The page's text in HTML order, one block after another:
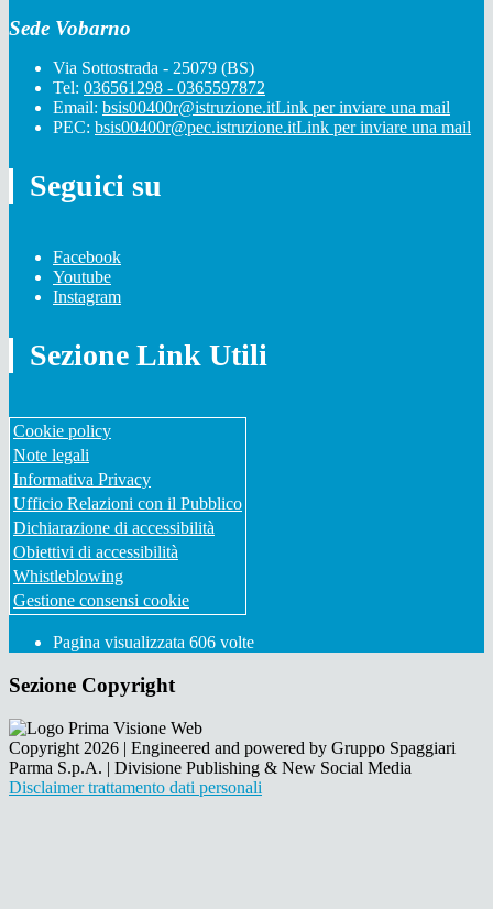
Sede Vobarno
Via Sottostrada - 25079 (BS)
Tel: 036561298 - 0365597872
Email: bsis00400r@istruzione.itLink per inviare una mail
PEC: bsis00400r@pec.istruzione.itLink per inviare una mail
Seguici su
Facebook
Youtube
Instagram
Sezione Link Utili
Cookie policy
Note legali
Informativa Privacy
Ufficio Relazioni con il Pubblico
Dichiarazione di accessibilità
Obiettivi di accessibilità
Whistleblowing
Gestione consensi cookie
Pagina visualizzata 606 volte
Sezione Copyright
Copyright 2026 | Engineered and powered by Gruppo Spaggiari
Parma S.p.A. | Divisione Publishing & New Social Media
Disclaimer trattamento dati personali